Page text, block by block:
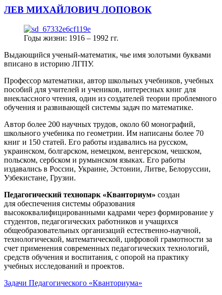
ЛЕВ МИХАЙЛОВИЧ ЛОПОВОК
Годы жизни: 1916 – 1992 гг.
Выдающийся ученый-математик, чье имя золотыми буквами
вписано в историю ЛГПУ.
Профессор математики, автор школьных учебников, учебных
пособий для учителей и учеников, интересных книг для
внеклассного чтения, один из создателей теории проблемного
обучения и развивающей системы задач по математике.
Автор более 200 научных трудов, около 60 монографий,
школьного учебника по геометрии. Им написаны более 70
книг и 150 статей. Его работы издавались на русском,
украинском, болгарском, немецком, венгерском, чешском,
польском, сербском и румынском языках. Его работы
издавались в России, Украине, Эстонии, Литве, Белоруссии,
Узбекистане, Грузии.
Педагогический технопарк «Кванториум» создан
для обеспечения системы образования
высококвалифицированными кадрами через формирование у
студентов, педагогических работников и учащихся
общеобразовательных организаций естественно-научной,
технологической, математической, цифровой грамотности за
счет применения современных педагогических технологий,
средств обучения и воспитания, с опорой на практику
учебных исследований и проектов.
Задачи Педагогического «Кванториума»